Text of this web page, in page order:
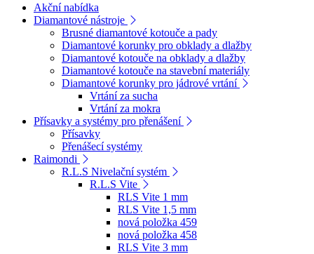
Akční nabídka
Diamantové nástroje
Brusné diamantové kotouče a pady
Diamantové korunky pro obklady a dlažby
Diamantové kotouče na obklady a dlažby
Diamantové kotouče na stavební materiály
Diamantové korunky pro jádrové vrtání
Vrtání za sucha
Vrtání za mokra
Přísavky a systémy pro přenášení
Přísavky
Přenášecí systémy
Raimondi
R.L.S Nivelační systém
R.L.S Vite
RLS Vite 1 mm
RLS Vite 1,5 mm
nová položka 459
nová položka 458
RLS Vite 3 mm